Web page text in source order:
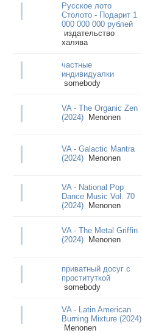
Русское лото
Столото - Подарит 1
000 000 000 рублей
издательство
халява
частные
индивидуaлки
somebody
VA - The Organic Zen
(2024)
Menonen
VA - Galactic Mantra
(2024)
Menonen
VA - National Pop
Dance Music Vol. 70
(2024)
Menonen
VA - The Metal Griffin
(2024)
Menonen
приватный досуг с
проституткой
somebody
VA - Latin American
Burning Mixture (2024)
Menonen